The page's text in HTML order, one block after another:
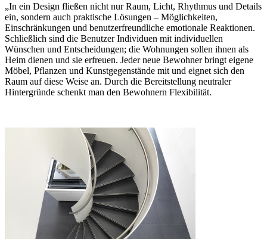
„In ein Design fließen nicht nur Raum, Licht, Rhythmus und Details
ein, sondern auch praktische Lösungen – Möglichkeiten,
Einschränkungen und benutzerfreundliche emotionale Reaktionen.
Schließlich sind die Benutzer Individuen mit individuellen
Wünschen und Entscheidungen; die Wohnungen sollen ihnen als
Heim dienen und sie erfreuen. Jeder neue Bewohner bringt eigene
Möbel, Pflanzen und Kunstgegenstände mit und eignet sich den
Raum auf diese Weise an. Durch die Bereitstellung neutraler
Hintergründe schenkt man den Bewohnern Flexibilität.